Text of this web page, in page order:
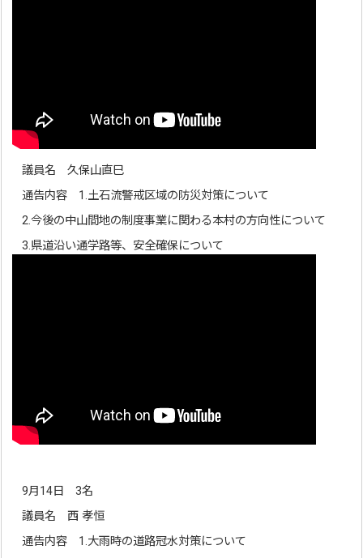
議員名 久保山直巳
通告内容 1.土石流警戒区域の防災対策について
2.今後の中山間地の制度事業に関わる本村の方向性について
3.県道沿い通学路等、安全確保について
9月14日 3名
議員名 西 孝恒
通告内容 1.大雨時の道路冠水対策について